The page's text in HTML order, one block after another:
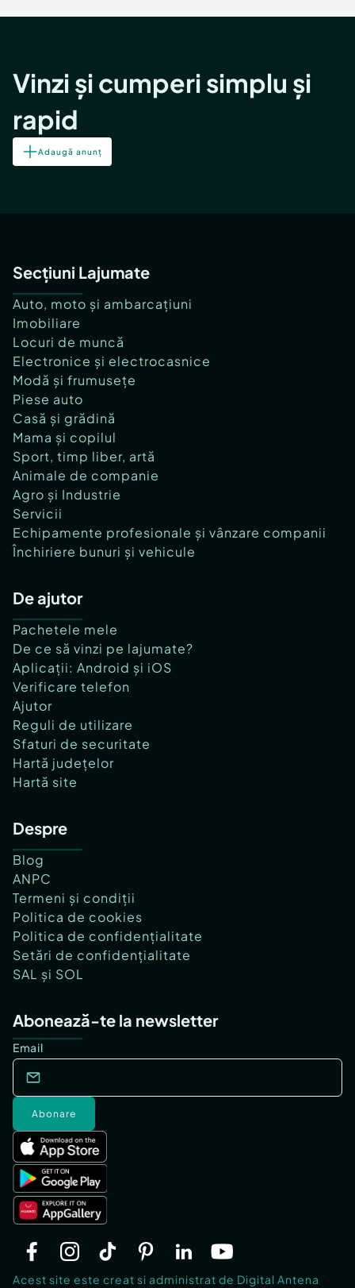
Vinzi și cumperi simplu și
rapid
Adaugă anunț
Secțiuni Lajumate
Auto, moto și ambarcațiuni
Imobiliare
Locuri de muncă
Electronice și electrocasnice
Modă și frumusețe
Piese auto
Casă și grădină
Mama și copilul
Sport, timp liber, artă
Animale de companie
Agro și Industrie
Servicii
Echipamente profesionale și vânzare companii
Închiriere bunuri și vehicule
De ajutor
Pachetele mele
De ce să vinzi pe lajumate?
Aplicații: Android și iOS
Verificare telefon
Ajutor
Reguli de utilizare
Sfaturi de securitate
Hartă județelor
Hartă site
Despre
Blog
ANPC
Termeni și condiții
Politica de cookies
Politica de confidențialitate
Setări de confidențialitate
SAL și SOL
Abonează-te la newsletter
Email
Abonare
Acest site este creat si administrat de Digital Antena